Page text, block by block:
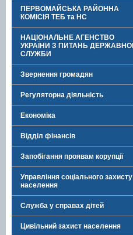
ПЕРВОМАЙСЬКА РАЙОННА
КОМІСІЯ ТЕБ та НС
НАЦІОНАЛЬНЕ АГЕНСТВО
УКРАЇНИ З ПИТАНЬ ДЕРЖАВНОЇ
СЛУЖБИ
Звернення громадян
Регуляторна діяльність
Економіка
Відділ фінансів
Запобігання проявам корупції
Управління соціального захисту
населення
Служба у справах дітей
Цивільний захист населення